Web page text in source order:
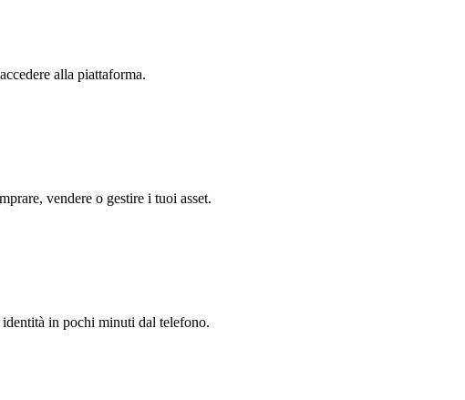
alla piattaforma.
vendere o gestire i tuoi asset.
in pochi minuti dal telefono.